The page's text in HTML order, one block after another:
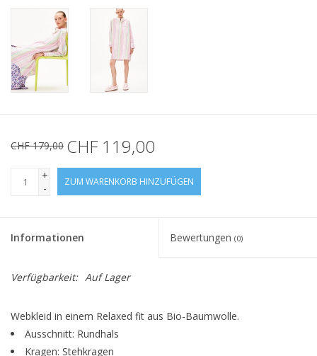
CHF 179,00 CHF 119,00
+
-
ZUM WARENKORB HINZUFÜGEN
Informationen Bewertungen (0)
Verfügbarkeit: Auf Lager
Webkleid in einem Relaxed fit aus Bio-Baumwolle.
Ausschnitt: Rundhals
Kragen: Stehkragen